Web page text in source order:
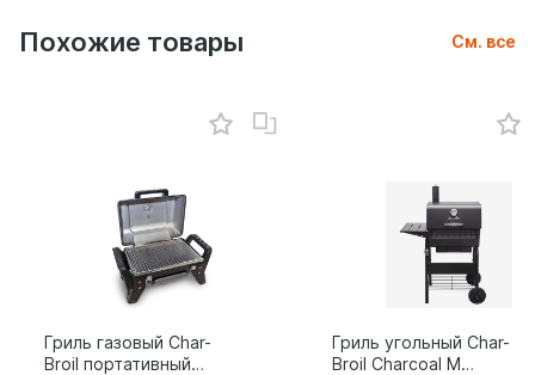
Похожие товары См. все
Гриль газовый Char-
Broil портативный
Гриль угольный Char-
Broil Charcoal M